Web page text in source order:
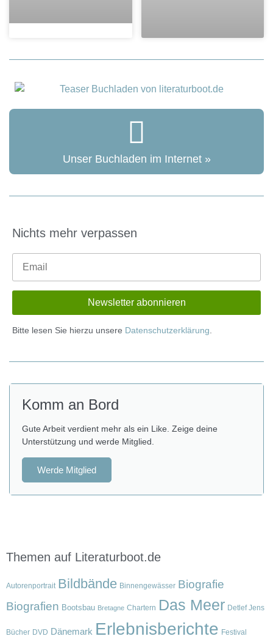
Unser Buchladen im Internet »
Nichts mehr verpassen
Bitte lesen Sie hierzu unsere Datenschutzerklärung
Komm an Bord
Gute Arbeit verdient mehr als ein Like. Zeige deine
Unterstützung und werde Mitglied.
Werde Mitglied
Themen auf Literaturboot.de
Autorenportrait Bildbände Binnengewässer Biografie
Biografien Bootsbau Bretagne Chartern Das Meer Detlef Jens
Bücher DVD Dänemark Erlebnisberichte Festival